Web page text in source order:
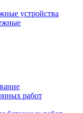
устройства
работ